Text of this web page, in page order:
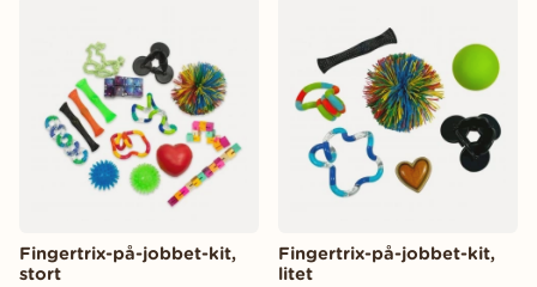
Fingertrix-på-jobbet-kit,
stort
Fingertrix-på-jobbet-kit,
litet